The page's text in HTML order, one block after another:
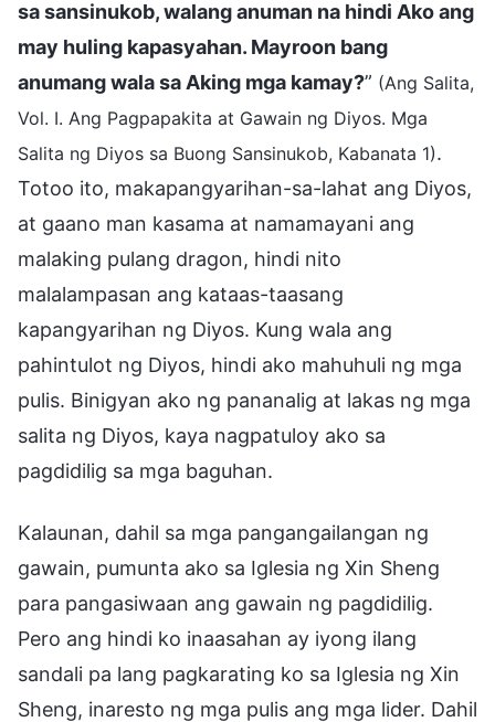
sa sansinukob, walang anuman na hindi Ako ang
may huling kapasyahan. Mayroon bang
anumang wala sa Aking mga kamay?” (Ang Salita,
Vol. I. Ang Pagpapakita at Gawain ng Diyos. Mga
Salita ng Diyos sa Buong Sansinukob, Kabanata 1).
Totoo ito, makapangyarihan-sa-lahat ang Diyos,
at gaano man kasama at namamayani ang
malaking pulang dragon, hindi nito
malalampasan ang kataas-taasang
kapangyarihan ng Diyos. Kung wala ang
pahintulot ng Diyos, hindi ako mahuhuli ng mga
pulis. Binigyan ako ng pananalig at lakas ng mga
salita ng Diyos, kaya nagpatuloy ako sa
pagdidilig sa mga baguhan.
Kalaunan, dahil sa mga pangangailangan ng
gawain, pumunta ako sa Iglesia ng Xin Sheng
para pangasiwaan ang gawain ng pagdidilig.
Pero ang hindi ko inaasahan ay iyong ilang
sandali pa lang pagkarating ko sa Iglesia ng Xin
Sheng, inaresto ng mga pulis ang mga lider. Dahil